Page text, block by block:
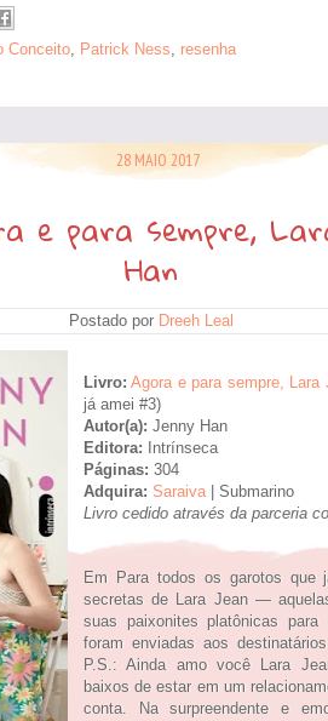
Conceito, Patrick Ness, resenha
28 MAIO 2017
e para sempre,
Han
Postado por Dreeh Leal
Livro: Agora e para sempre, Lara
já amei #3)
Autor(a): Jenny Han
Editora: Intrínseca
Páginas: 304
Adquira: Saraiva | Submarino
Livro cedido através da parceria
Em Para todos os garotos que
secretas de Lara Jean —
suas paixonites platônicas
foram enviadas aos
P.S.: Ainda amo você Lara
baixos de estar em um
conta. Na surpreendente e